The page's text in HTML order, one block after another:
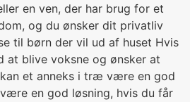
en ven, der har brug for et
og du ønsker dit privatliv
til børn der vil ud af huset Hvis
at blive voksne og ønsker at
et anneks i træ være en god
en god løsning, hvis du får